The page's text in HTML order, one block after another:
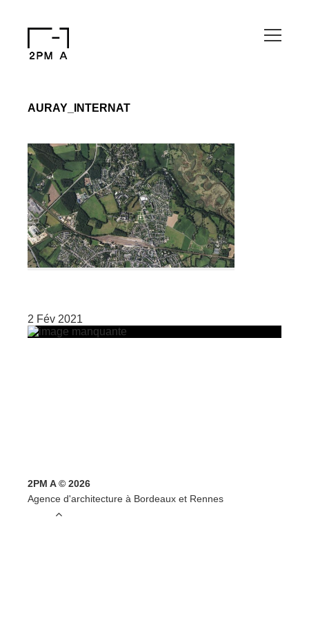
AURAY_INTERNAT
2 Fév 2021
2PM A © 2026
Agence d'architecture à Bordeaux et Rennes
